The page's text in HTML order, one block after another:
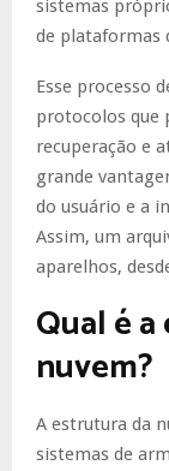
sistemas
de plataformas
Esse processo
protocolos que
recuperação e
grande
do usuário e a
Assim, um
aparelhos,
Qual é
nuvem?
A estrutura da
sistemas de